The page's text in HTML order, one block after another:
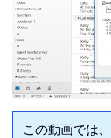
この動画では、